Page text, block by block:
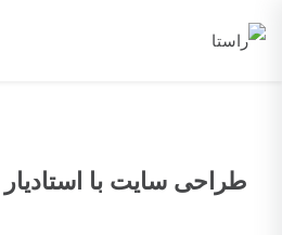
طراحی سایت با